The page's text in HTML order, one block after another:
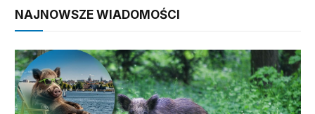
NAJNOWSZE WIADOMOŚCI